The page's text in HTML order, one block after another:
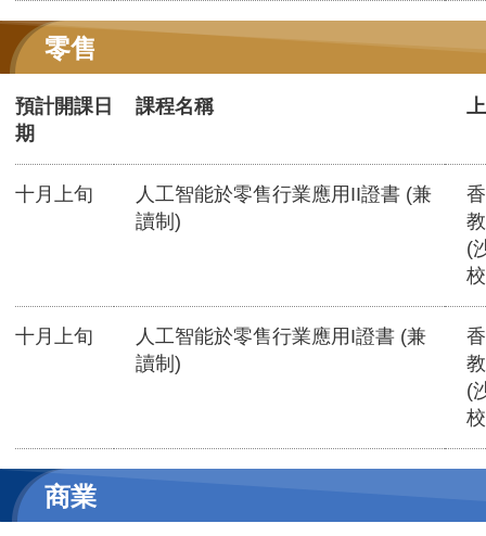
零售
預計開課日
期
課程名稱
十月上旬
人工智能於零售行業應用II證書 (兼
讀制)
(
十月上旬
人工智能於零售行業應用I證書 (兼
讀制)
(
商業